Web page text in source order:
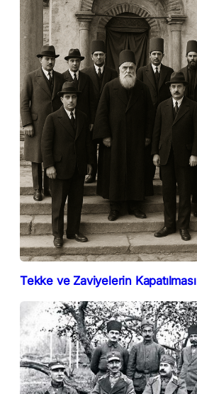
Tekke ve Zaviyelerin Kapatılması